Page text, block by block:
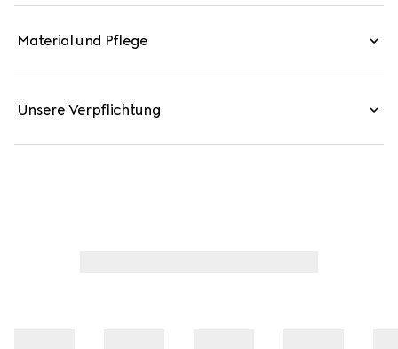
Material und Pflege
Unsere Verpflichtung